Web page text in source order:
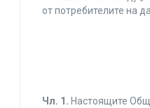
от потребителите на
Чл. 1. Настоящите